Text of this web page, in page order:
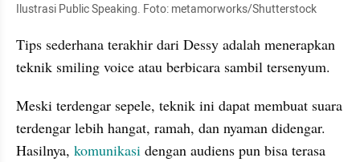
Ilustrasi Public Speaking. Foto: metamorworks/Shutterstock
Tips sederhana terakhir dari Dessy adalah menerapkan
teknik smiling voice atau berbicara sambil tersenyum.
Meski terdengar sepele, teknik ini dapat membuat suara
terdengar lebih hangat, ramah, dan nyaman didengar.
Hasilnya, komunikasi dengan audiens pun bisa terasa